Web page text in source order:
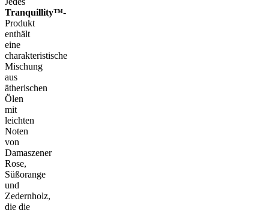
Tranquillity™-
Produkt
enthält
eine
charakteristische
Mischung
aus
ätherischen
Ölen
mit
leichten
Noten
von
Damaszener
Rose,
Süßorange
und
Zedernholz,
die die